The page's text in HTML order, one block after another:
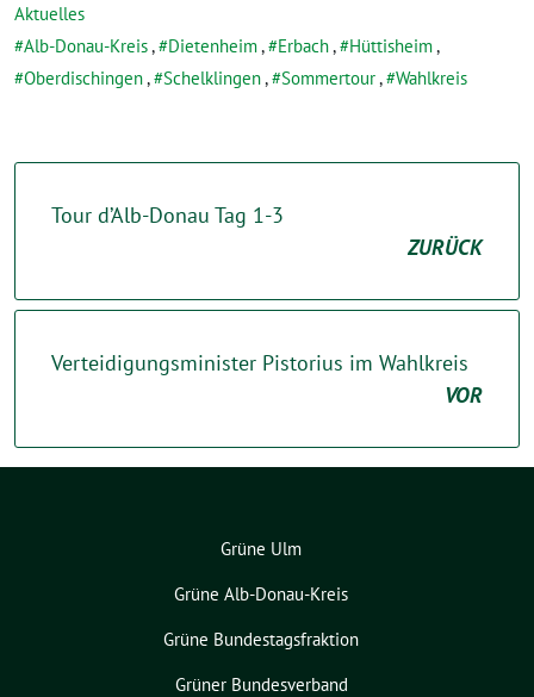
Aktuelles
Alb-Donau-Kreis, Dietenheim, Erbach, Hüttisheim,
Oberdischingen, Schelklingen, Sommertour, Wahlkreis
Tour d’Alb-Donau Tag 1-3
ZURÜCK
Verteidigungsminister Pistorius im Wahlkreis
VOR
Grüne Ulm
Grüne Alb-Donau-Kreis
Grüne Bundestagsfraktion
Grüner Bundesverband